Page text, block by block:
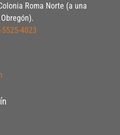
Roma Norte (a una
5525-4023